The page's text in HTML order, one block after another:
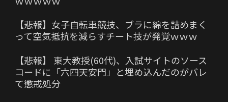
【悲報】女子自転車競技、ブラに綿を詰めまく
って空気抵抗を減らすチート技が発覚ｗｗｗ
【悲報】 東大教授(60代)、入試サイトのソース
コードに「六四天安門」と埋め込んだのがバレ
て懲戒処分